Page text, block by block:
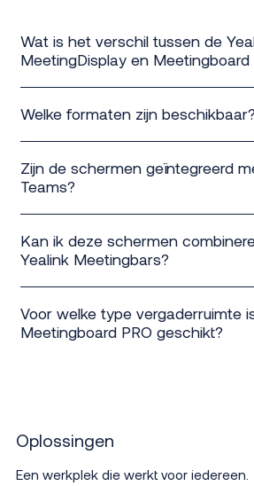
Wat is het verschil tussen de
MeetingDisplay en Meetingboard
De MeetingDisplay is een non-touch
voor standaard vergaderingen. De
faciliteren.
Welke formaten zijn beschikbaar?
Beide schermen zijn beschikbaar in
inch.
Zijn de schermen geïntegreerd
Teams?
Ja, zowel de MeetingDisplay als de
PRO zijn volledig gecertificeerd voor
Teams Rooms.
Kan ik deze schermen
Yealink Meetingbars?
Ja, beide schermen zijn plug &amp;
combineren met Yealink Meetingbars
A50).
Voor welke type vergaderruimte
Meetingboard PRO geschikt?
Oplossingen
Een werkplek die werkt voor iedereen.